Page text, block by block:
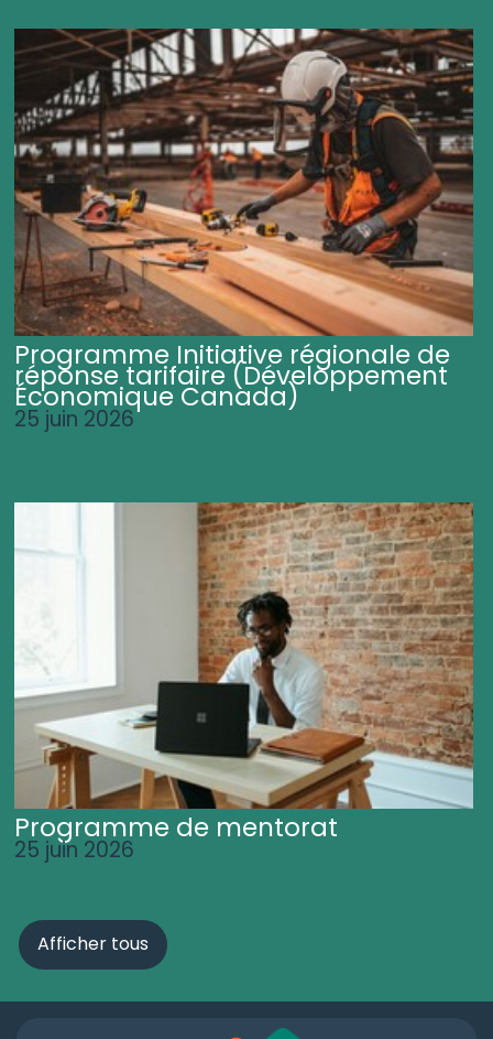
Programme Initiative régionale de
réponse tarifaire (Développement
Économique Canada)
25 juin 2026
Programme de mentorat
25 juin 2026
Afficher tous